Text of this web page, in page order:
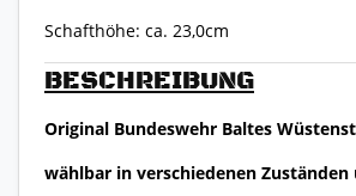
BESCHREIBUNG
Original Bundeswehr Baltes
wählbar in verschiedenen Zuständen
Schafthöhe: ca. 23,0cm